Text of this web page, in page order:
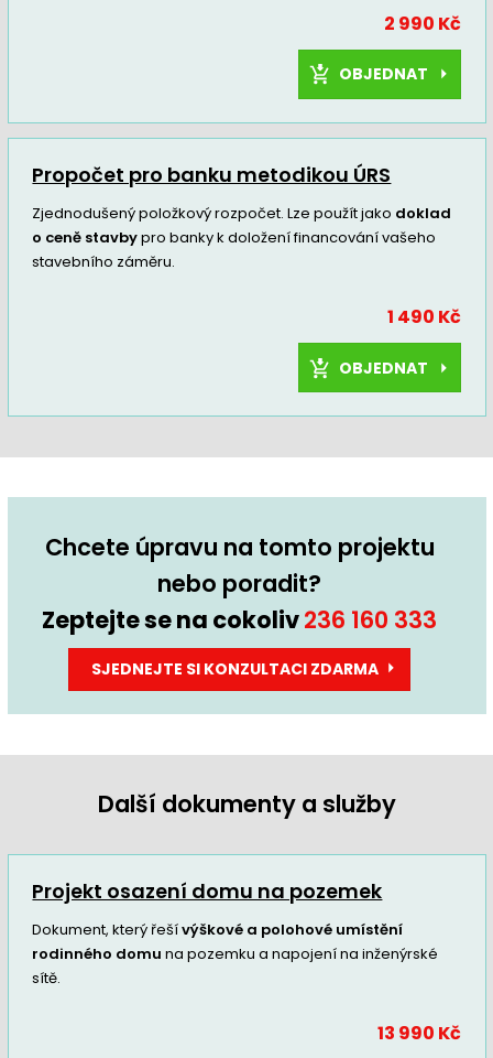
2 990 Kč
OBJEDNAT
Propočet pro banku metodikou ÚRS
Zjednodušený položkový rozpočet. Lze použít jako doklad
o ceně stavbypro banky k doložení financování vašeho
stavebního záměru.
1 490 Kč
OBJEDNAT
Chcete úpravu na tomto projektu
nebo poradit?
Zeptejte se na cokoliv236 160 333
SJEDNEJTE SI KONZULTACI ZDARMA
Další dokumenty a služby
Projekt osazení domu na pozemek
Dokument, který řešívýškové a polohové umístění
rodinného domu na pozemku a napojení na inženýrské
sítě.
13 990 Kč